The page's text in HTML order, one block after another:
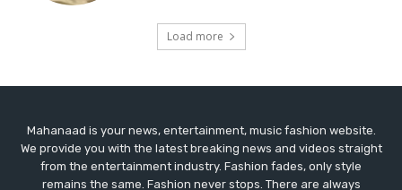
Mahanaad is your news, entertainment, music fashion website.
We provide you with the latest breaking news and videos straight
from the entertainment industry. Fashion fades, only style
remains the same. Fashion never stops. There are always